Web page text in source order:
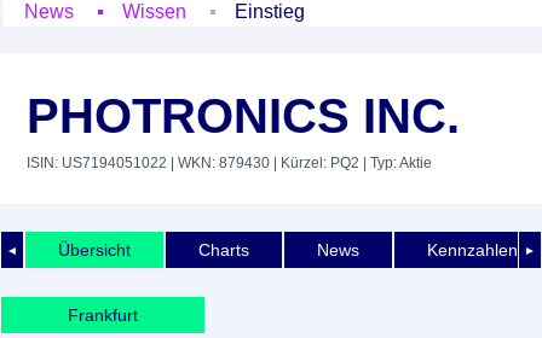
News
Wissen Einstieg
PHOTRONICS INC.
ISIN: US7194051022 | WKN: 879430 | Kürzel: PQ2 | Typ: Aktie
◄ ►
Übersicht Charts News Kennzahlen
Frankfurt